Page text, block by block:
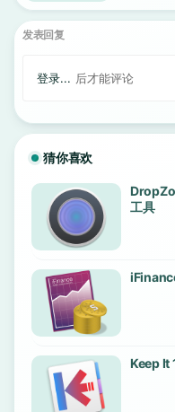
发表回复
登录... 后才能评论
猜你喜欢
工具
Keep It